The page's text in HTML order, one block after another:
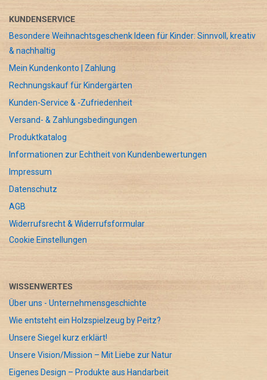
KUNDENSERVICE
Besondere Weihnachtsgeschenk Ideen für Kinder: Sinnvoll, kreativ
& nachhaltig
Mein Kundenkonto | Zahlung
Rechnungskauf für Kindergärten
Kunden-Service & -Zufriedenheit
Versand- & Zahlungsbedingungen
Produktkatalog
Informationen zur Echtheit von Kundenbewertungen
Impressum
Datenschutz
AGB
Widerrufsrecht & Widerrufsformular
Cookie Einstellungen
WISSENWERTES
Über uns - Unternehmensgeschichte
Wie entsteht ein Holzspielzeug by Peitz?
Unsere Siegel kurz erklärt!
Unsere Vision/Mission – Mit Liebe zur Natur
Eigenes Design – Produkte aus Handarbeit